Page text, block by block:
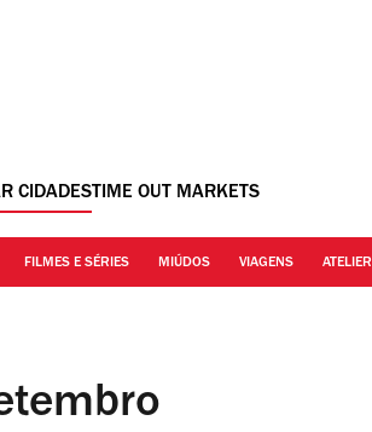
CIDADESTIME OUT MARKETS
FILMES E SÉRIES MIÚDOS VIAGENS ATELIER